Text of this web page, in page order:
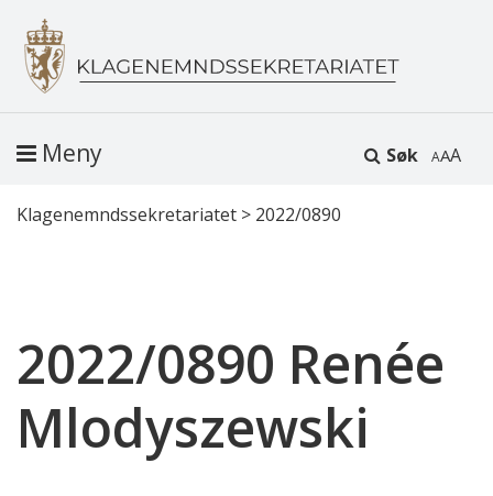
Søk A
Meny
Klagenemndssekretariatet > 2022/0890
2022/0890 Renée
Mlodyszewski